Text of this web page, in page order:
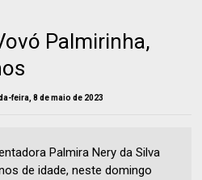
Palmirinha,
feira, 8 de maio de 2023
Palmira Nery da Silva
de idade, neste domingo